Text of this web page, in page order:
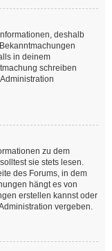
deshalb
in deinem
schreiben
zu dem
sie stets lesen.
des Forums, in dem
hängt es von
erstellen kannst oder
vergeben.